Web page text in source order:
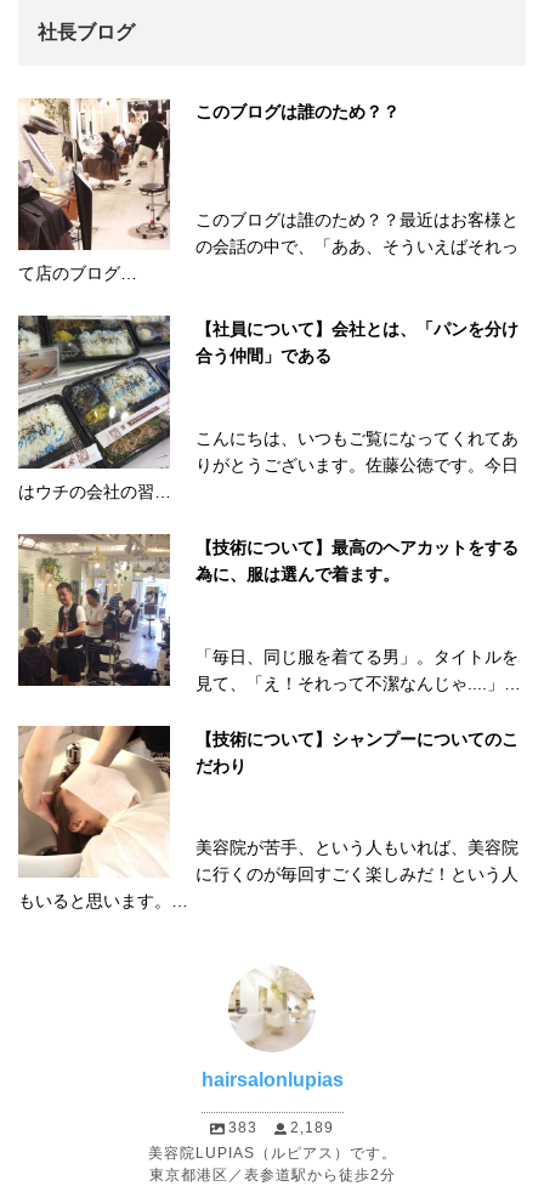
社長ブログ
このブログは誰のため？？
このブログは誰のため？？最近はお客様と
の会話の中で、「ああ、そういえばそれっ
て店のブログ…
【社員について】会社とは、「パンを分け
合う仲間」である
こんにちは、いつもご覧になってくれてあ
りがとうございます。佐藤公徳です。今日
はウチの会社の習…
【技術について】最高のヘアカットをする
為に、服は選んで着ます。
「毎日、同じ服を着てる男」。タイトルを
見て、「え！それって不潔なんじゃ....」…
【技術について】シャンプーについてのこ
だわり
美容院が苦手、という人もいれば、美容院
に行くのが毎回すごく楽しみだ！という人
もいると思います。…
hairsalonlupias
383
2,189
美容院LUPIAS（ルピアス）です。
東京都港区／表参道駅から徒歩2分